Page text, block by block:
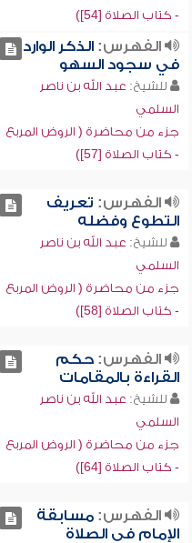
- كتاب الصلاة [54])
الفهرس:الذكر الوارد
في سجود السهو
للشيخ: عبد الله بن ناصر
السلمي
جزء من محاضرة ( الروض المربع
- كتاب الصلاة [57])
الفهرس: تعريف
التطوع وفضله
للشيخ: عبد الله بن ناصر
السلمي
جزء من محاضرة ( الروض المربع
- كتاب الصلاة [58])
الفهرس:حكم
القراءة بالمقامات
للشيخ: عبد الله بن ناصر
السلمي
جزء من محاضرة ( الروض المربع
- كتاب الصلاة [64])
الفهرس:مسابقة
الإمام في الصلاة